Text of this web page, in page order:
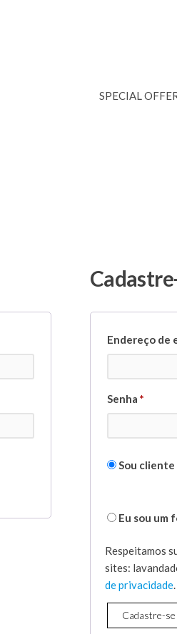
SPECIAL
Endereço de
Senha *
Sou cliente
Eu sou um
Respeitamos
sites:
de privacidade.
Cadastre-se